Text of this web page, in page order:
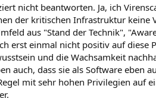
nicht beantworten. Ja, ich
der kritischen Infrastruktur keine
aus "Stand der Technik",
erst einmal nicht positiv auf diese
und die Wachsamkeit
auch, dass sie als Software eben
mit sehr hohen Privilegien auf